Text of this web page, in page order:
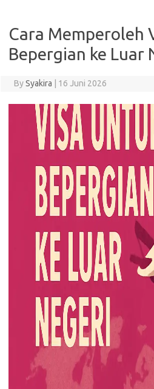
Cara Memperoleh
Bepergian ke Luar
BySyakira 16 Juni 2026